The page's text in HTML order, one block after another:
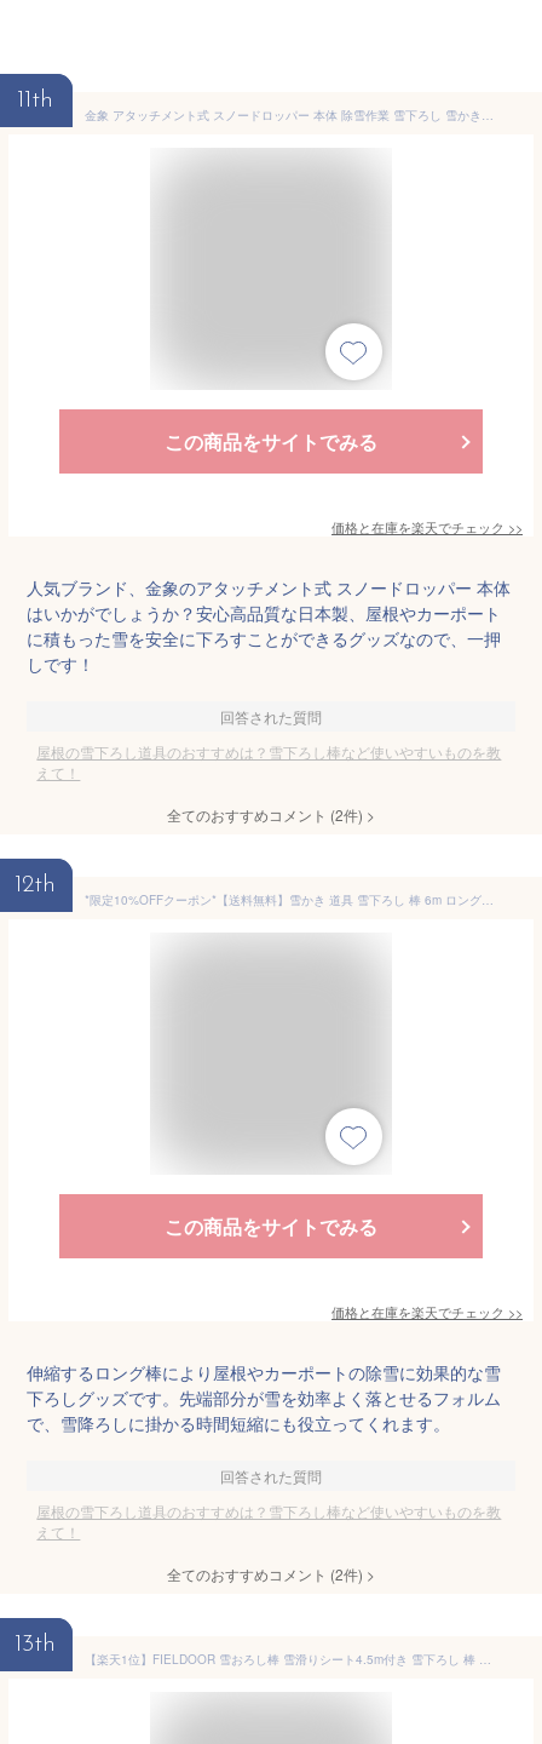
11th
金象 アタッチメント式 スノードロッパー 本体 除雪作業 雪下ろし 雪かき 屋根 車庫 雪落とし 樹木 雪はらい 雪庇 除雪 雪おろし 道具 日本製 浅香工業
この商品をサイトでみる
価格と在庫を楽天でチェック >>
人気ブランド、金象のアタッチメント式 スノードロッパー 本体
はいかがでしょうか？安心高品質な日本製、屋根やカーポート
に積もった雪を安全に下ろすことができるグッズなので、一押
しです！
回答された質問
屋根の雪下ろし道具のおすすめは？雪下ろし棒など使いやすいものを教
えて！
全てのおすすめコメント (2件) >
12th
*限定10%OFFクーポン*【送料無料】雪かき 道具 雪下ろし 棒 6m ロング 雪落とし 屋根 カーポート 雪かき棒 雪かき機 雪下ろしグッズ 雪おとし棒 雪おろし棒 雪下し棒 ny217 新生活 生活用品
この商品をサイトでみる
価格と在庫を楽天でチェック >>
伸縮するロング棒により屋根やカーポートの除雪に効果的な雪
下ろしグッズです。先端部分が雪を効率よく落とせるフォルム
で、雪降ろしに掛かる時間短縮にも役立ってくれます。
回答された質問
屋根の雪下ろし道具のおすすめは？雪下ろし棒など使いやすいものを教
えて！
全てのおすすめコメント (2件) >
13th
【楽天1位】FIELDOOR 雪おろし棒 雪滑りシート4.5m付き 雪下ろし 棒 連結式 長さ5段階 1.8m〜6.6m アルミ 軽量 2.8kg 雪かき 雪下ろし用具 雪降ろし 雪おろし 雪落とし 屋根 カーポート 冬 屋根雪おろし 除雪 除雪用品 除雪器 道具 1年保証 ■[送料無料]